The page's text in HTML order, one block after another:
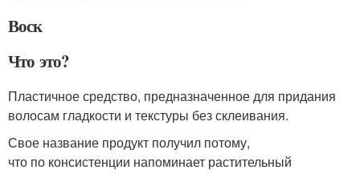
Воск
Что это?
Пластичное средство, предназначенное для придания
волосам гладкости и текстуры без склеивания.
Свое название продукт получил потому,
что по консистенции напоминает растительный